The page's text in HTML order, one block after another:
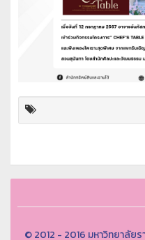
© 2012 - 2016 มหาวิทยาลัย